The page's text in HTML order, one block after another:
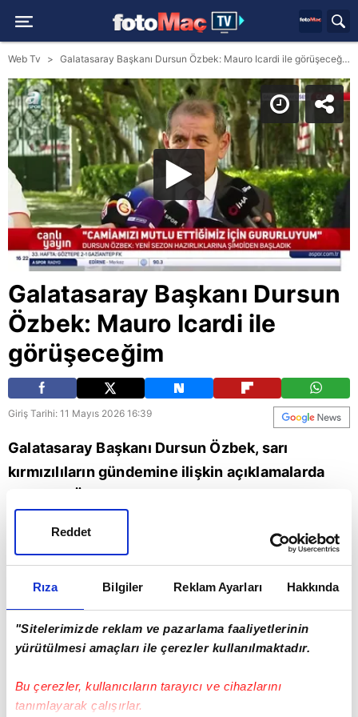
Rıza Bilgiler Reklam Ayarları Hakkında
"Sitelerimizde reklam ve pazarlama faaliyetlerinin
yürütülmesi amaçları ile çerezler kullanılmaktadır.
Bu çerezler, kullanıcıların tarayıcı ve cihazlarını
tanımlayarak çalışırlar.
Reddet
Web Tv Galatasaray Başkanı Dursun Özbek: Mauro Icardi ile görüşeceğim
Galatasaray Başkanı Dursun
Özbek: Mauro Icardi ile
görüşeceğim
Giriş Tarihi: 11 Mayıs 2026 16:39
Galatasaray Başkanı Dursun Özbek, sarı
kırmızılıların gündemine ilişkin açıklamalarda
çeken ifadeler kullandı. İşte o sözler... | Son
dakika Galatasaray haberleri (GS spor haberi)
Spor Galatasaray Dursun Özbek